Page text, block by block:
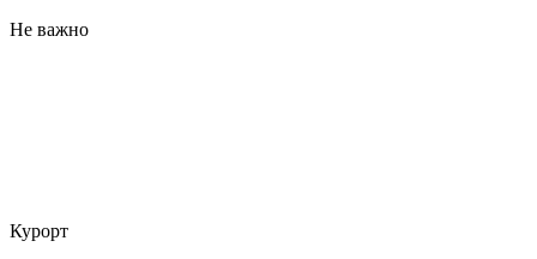
Не важно
Курорт